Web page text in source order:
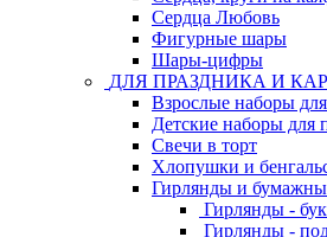
Сердца Любовь
Фигурные шары
Шары-цифры
ДЛЯ ПРАЗДНИКА И
Взрослые наборы
Детские наборы для
Свечи в торт
Хлопушки и
Гирлянды и
Гирлянды -
Гирлянды -